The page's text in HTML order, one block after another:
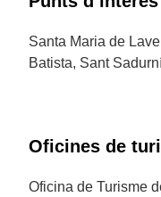
Santa Maria de
Batista, Sant
Oficines de
Oficina de Turisme